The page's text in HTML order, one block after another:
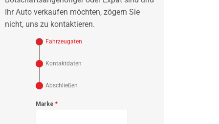
Ihr Auto verkaufen möchten, zögern Sie
nicht, uns zu kontaktieren.
Fahrzeugaten
Kontaktdaten
Abschließen
Marke *